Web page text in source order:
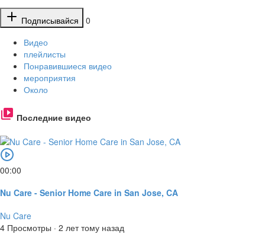
Подписывайся
0
Видео
плейлисты
Понравившиеся видео
мероприятия
Около
Последние видео
00:00
Nu Care - Senior Home Care in San Jose, CA
Nu Care
4 Просмотры · 2 лет тому назад